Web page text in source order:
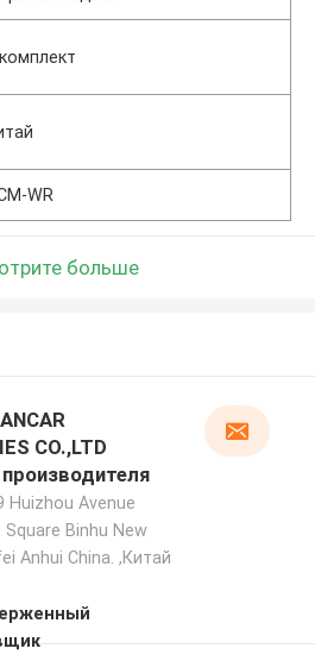
WR
больше
CO.,LTD
Huizhou Avenue
Square Binhu New
Anhui China. ,Китай